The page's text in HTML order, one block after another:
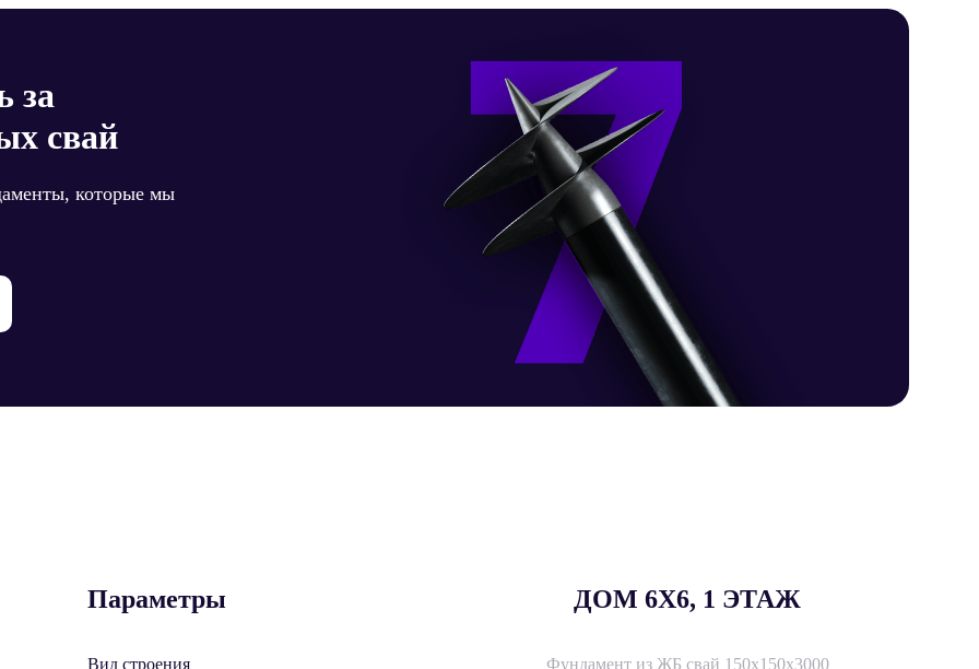
за
свай
которые мы
Параметры
Вид строения
ДОМ 6X6, 1 ЭТАЖ
Фундамент из ЖБ свай 150х150х3000